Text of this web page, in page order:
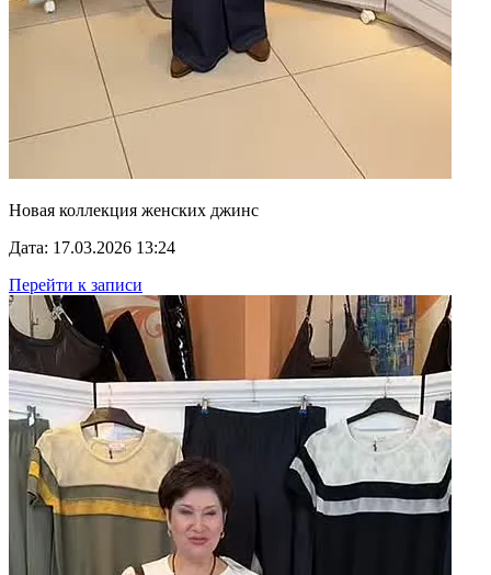
Новая коллекция женских джинс
Дата: 17.03.2026 13:24
Перейти к записи